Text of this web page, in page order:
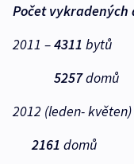
Počet vykradených
2011 –4311 bytů
5257domů
2012 (leden- květen)
2161 domů